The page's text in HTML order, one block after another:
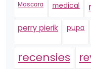
Mascara medical
perry pierik pupa
recensies